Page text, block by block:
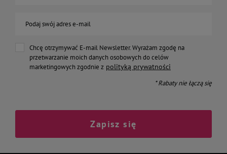
Podaj swój adres e-mail
Chcę otrzymywać E-mail Newsletter. Wyrażam zgodę na
przetwarzanie moich danych osobowych do celów
marketingowych zgodnie z polityką prywatności
* Rabaty nie łączą się
Zapisz się